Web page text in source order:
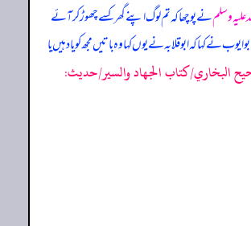
علیہ وسلمنے پوچھا کہ تم لوگ اپنے گھر کسے چھوڑ کر آئے
کہا کہ ابوقلابہ نے یوں کہا وہ باتیں مجھ کو یاد ہیں یا
البخاري/كتاب الجهاد والسير/حدیث: